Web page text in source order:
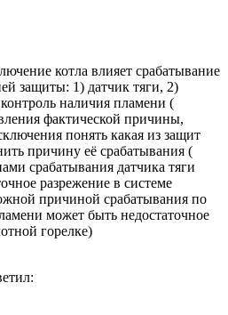
котла влияет срабатывание
защиты: 1) датчик тяги, 2)
наличия пламени (
фактической причины,
понять какая из защит
причину её срабатывания (
срабатывания датчика тяги
разрежение в системе
причиной срабатывания по
может быть недостаточное
горелке)